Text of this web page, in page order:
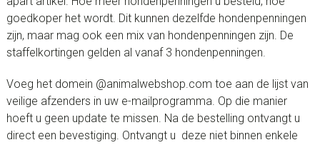
goedkoper het wordt. Dit kunnen dezelfde hondenpenningen
zijn, maar mag ook een mix van hondenpenningen zijn. De
staffelkortingen gelden al vanaf 3 hondenpenningen.
Voeg het domein @animalwebshop.com toe aan de lijst van
veilige afzenders in uw e-mailprogramma. Op die manier
hoeft u geen update te missen. Na de bestelling ontvangt u
direct een bevestiging. Ontvangt u deze niet binnen enkele